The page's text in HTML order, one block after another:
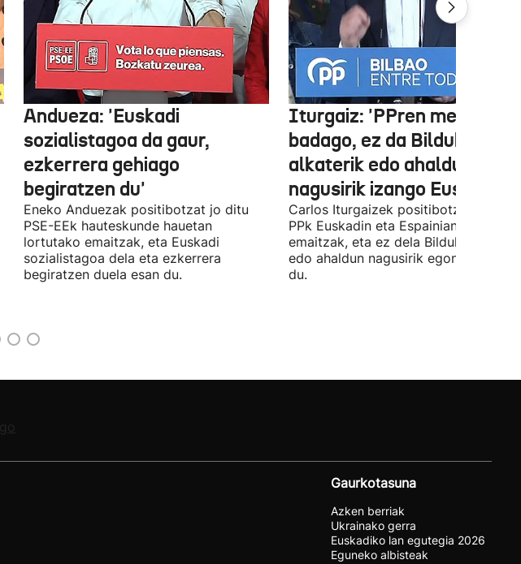
Andueza: 'Euskadi
sozialistagoa da gaur,
ezkerrera gehiago
begiratzen du'
Eneko Anduezak positibotzat jo ditu
PSE-EEk hauteskunde hauetan
lortutako emaitzak, eta Euskadi
sozialistagoa dela eta ezkerrera
begiratzen duela esan du.
Iturgaiz: 'PPren menpe
badago, ez da Bilduko
alkaterik edo ahaldun
nagusirik izango Euskadin'
Carlos Iturgaizek positibotzat jo ditu
PPk Euskadin eta Espainian lortutako
emaitzak, eta ez dela Bilduko
edo ahaldun nagusirik egongo
du.
Gaurkotasuna
Azken berriak
Ukrainako gerra
Euskadiko lan egutegia 2026
Eguneko albisteak